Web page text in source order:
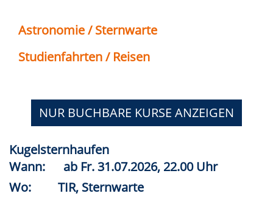
Astronomie / Sternwarte
Studienfahrten / Reisen
NUR BUCHBARE KURSE ANZEIGEN
Kugelsternhaufen
Wann:
ab Fr. 31.07.2026, 22.00 Uhr
Wo:
TIR, Sternwarte